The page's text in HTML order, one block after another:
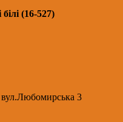
(16-527)
3